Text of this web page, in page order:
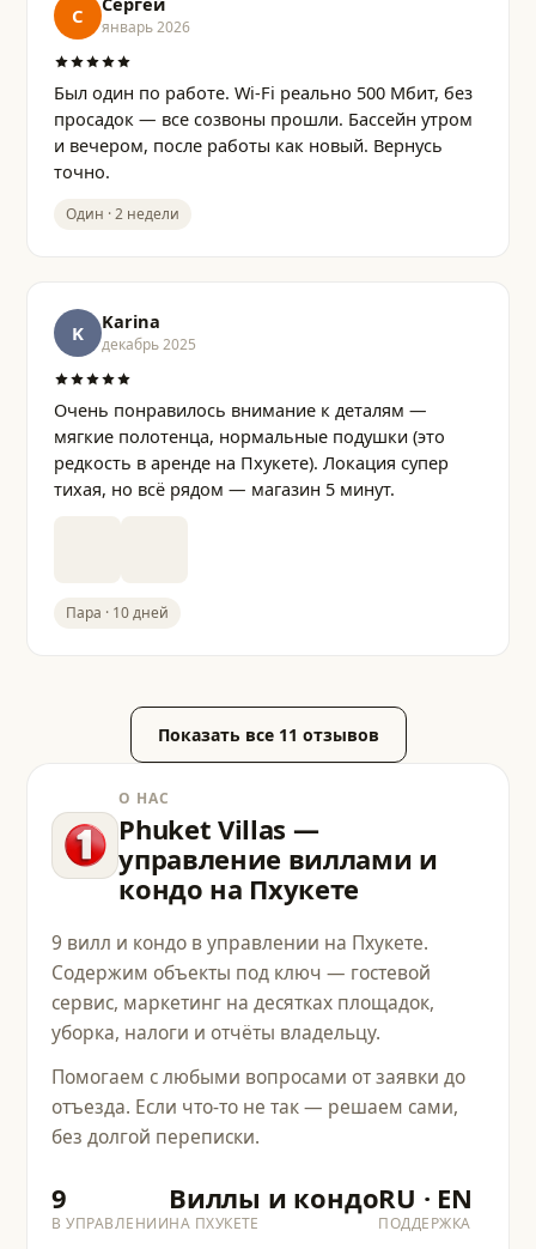
С январь 2026
Был один по работе. Wi-Fi реально 500 Мбит, без
просадок — все созвоны прошли. Бассейн утром
и вечером, после работы как новый. Вернусь
точно.
Один · 2 недели
K Karina
декабрь 2025
Очень понравилось внимание к деталям —
мягкие полотенца, нормальные подушки (это
редкость в аренде на Пхукете). Локация супер
тихая, но всё рядом — магазин 5 минут.
Пара · 10 дней
Показать все 11 отзывов
О НАС
Phuket Villas —
управление виллами и
кондо на Пхукете
9 вилл и кондо в управлении на Пхукете.
Содержим объекты под ключ — гостевой
сервис, маркетинг на десятках площадок,
уборка, налоги и отчёты владельцу.
Помогаем с любыми вопросами от заявки до
отъезда. Если что-то не так — решаем сами,
без долгой переписки.
9
В УПРАВЛЕНИИ
Виллы и кондо
НА ПХУКЕТЕ
RU · EN
ПОДДЕРЖКА